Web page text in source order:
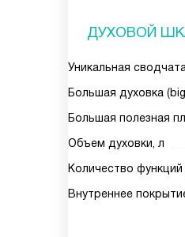
ДУХОВОЙ
Уникальная
Большая духовка
Большая полезная
Объем духовки, л
Количество функций
Внутреннее